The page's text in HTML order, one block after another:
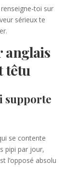
toi sur
sérieux te
anglais
têtu
supporte
se contente
pipi par jour,
l’opposé absolu